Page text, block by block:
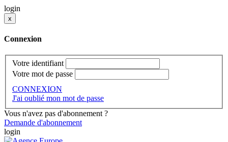
login
x
Connexion
Votre identifiant
Votre mot de passe
CONNEXION
J'ai oublié mon mot de passe
Vous n'avez pas d'abonnement ?
Demande d'abonnement
login